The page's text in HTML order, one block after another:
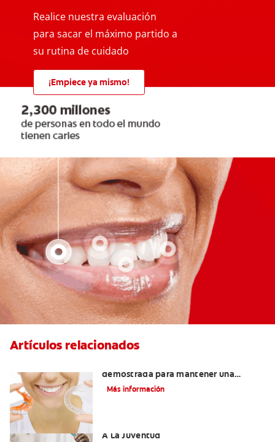
Realice nuestra evaluación
para sacar el máximo partido a
su rutina de cuidado
¡Empiece ya mismo!
Artículos relacionados
demostrada para mantener una
sonrisa derecha
Más información
A La Juventud